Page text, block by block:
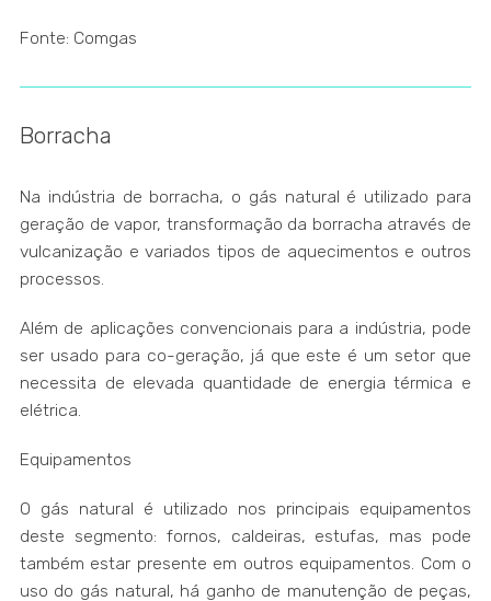
Fonte: Comgas
Borracha
Na indústria de borracha, o gás natural é utilizado para
geração de vapor, transformação da borracha através de
vulcanização e variados tipos de aquecimentos e outros
processos.
Além de aplicações convencionais para a indústria, pode
ser usado para co-geração, já que este é um setor que
necessita de elevada quantidade de energia térmica e
elétrica.
Equipamentos
O gás natural é utilizado nos principais equipamentos
deste segmento: fornos, caldeiras, estufas, mas pode
também estar presente em outros equipamentos. Com o
uso do gás natural, há ganho de manutenção de peças,